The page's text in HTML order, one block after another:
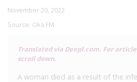
November 20, 2022
Source: Oka.FM
Translated via Deepl.com. For
scroll down.
A woman died as a result of the